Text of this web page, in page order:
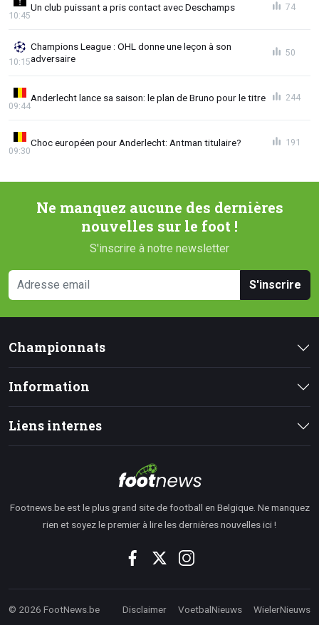
Un club puissant a pris contact avec Deschamps
10:45
74
Champions League : OHL donne une leçon à son
adversaire
10:15
50
Anderlecht lance sa saison: le plan de Bruno pour le titre
09:44
244
Choc européen pour Anderlecht: Antman titulaire?
09:30
191
Ne manquez aucune des dernières
nouvelles sur le foot !
S'inscrire à notre newsletter
S'inscrire
Championnats
Information
Liens internes
Footnews.be est le plus grand site de football en Belgique. Ne manquez
rien et soyez le premier à lire les dernières nouvelles ici !
© 2026 FootNews.be Disclaimer VoetbalNieuws WielerNieuws